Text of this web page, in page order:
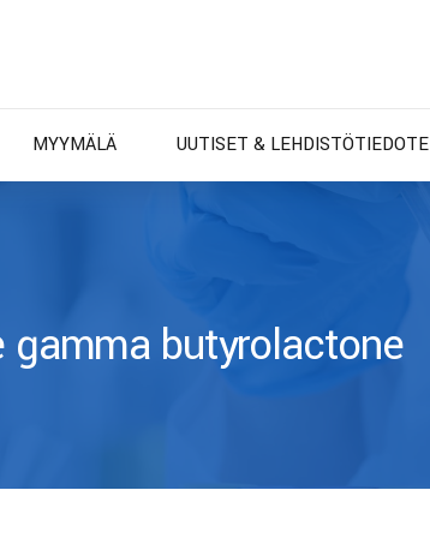
MYYMÄLÄ UUTISET & LEHDISTÖTIEDOTE
gamma butyrolactone